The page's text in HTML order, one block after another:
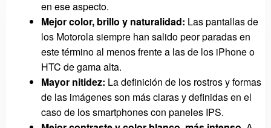
en ese aspecto.
Mejor color, brillo y naturalidad: Las pantallas de
los Motorola siempre han salido peor paradas en
este término al menos frente a las de los iPhone o
HTC de gama alta.
Mayor nitidez: La definición de los rostros y formas
de las imágenes son más claras y definidas en el
caso de los smartphones con paneles IPS.